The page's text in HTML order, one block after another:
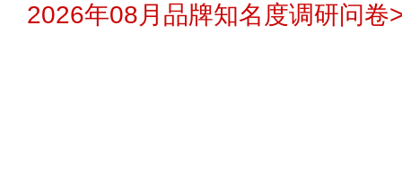
2026年08月品牌知名度调研问卷